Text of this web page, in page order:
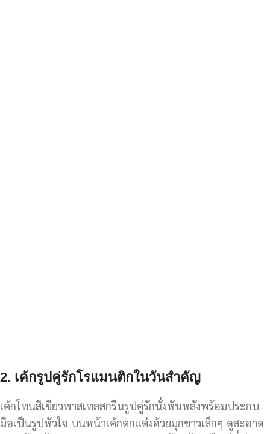
2. เค้กรูปคู่รักโรแมนติกในวันสำคัญ
เค้กโทนสีเขียวพาสเทลสกรีนรูปคู่รักนั่งหันหลังพร้อมประกบ
มือเป็นรูปหัวใจ บนหน้าเค้กตกแต่งด้วยมุกขาวเล็กๆ ดูสะอาด